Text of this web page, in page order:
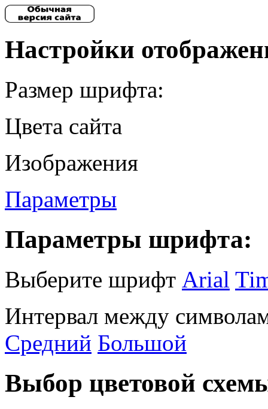
Настройки
Размер шрифта:
Цвета сайта
Изображения
Параметры
Параметры шрифта:
Выберите шрифт Arial
Интервал между
Средний Большой
Выбор цветовой